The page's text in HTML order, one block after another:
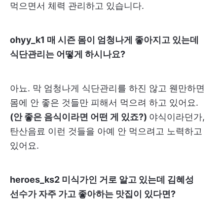
먹으면서 체력 관리하고 있습니다.
ohyy_k1 매 시즌 몸이 엄청나게 좋아지고 있는데
식단관리는 어떻게 하시나요?
아뇨. 막 엄청나게 식단관리를 하진 않고 웬만하면
몸에 안 좋은 것들만 피해서 먹으려 하고 있어요.
(안 좋은 음식이라면 어떤 게 있죠?) 야식이라던가,
탄산음료 이런 것들을 아예 안 먹으려고 노력하고
있어요.
heroes_ks2 미식가인 거로 알고 있는데 김혜성
선수가 자주 가고 좋아하는 맛집이 있다면?